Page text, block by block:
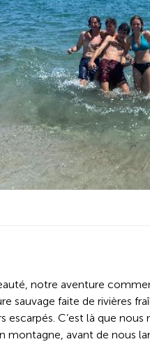
notre aventure
sauvage faite de rivières
escarpés. C’est là que nous
montagne, avant de nous